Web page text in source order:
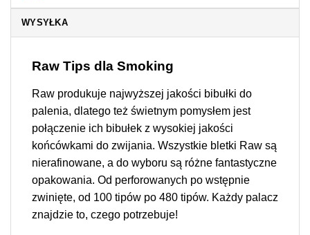
WYSYŁKA
Raw Tips dla Smoking
Raw produkuje najwyższej jakości bibułki do
palenia, dlatego też świetnym pomysłem jest
połączenie ich bibułek z wysokiej jakości
końcówkami do zwijania. Wszystkie bletki Raw są
nierafinowane, a do wyboru są różne fantastyczne
opakowania. Od perforowanych po wstępnie
zwinięte, od 100 tipów po 480 tipów. Każdy palacz
znajdzie to, czego potrzebuje!